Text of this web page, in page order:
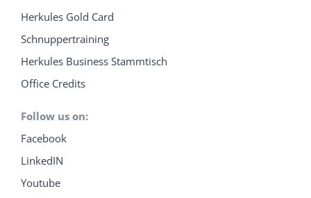
Herkules Gold Card
Schnuppertraining
Herkules Business Stammtisch
Office Credits
Follow us on:
Facebook
LinkedIN
Youtube